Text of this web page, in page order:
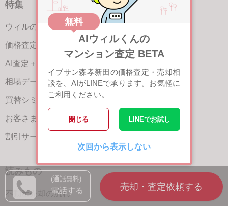
(通話無料)
電話する
無料
AIウィルくんの
マンション査定 BETA
イブサン森孝新田の価格査定・売却相
談を、AIがLINEで承ります。お気軽に
ご利用ください。
閉じる LINEでお試し
次回から表示しない
特集
ウィルの不動産買取
価格査定サービス
AI査定＋チャット相談
相場データ提供サービス
買替シミュレーション
お客さまの声（売却）
割引サービスの案内
読みもの
不動産売却の流れ